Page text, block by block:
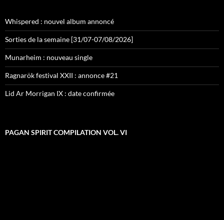
Whispered : nouvel album annoncé
Sorties de la semaine [31/07-07/08/2026]
Munarheim : nouveau single
Ragnarök festival XXII : annonce #21
Lid Ar Morrigan IX : date confirmée
PAGAN SPIRIT COMPILATION VOL. VI